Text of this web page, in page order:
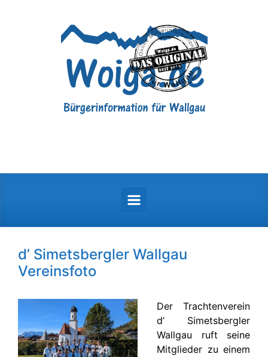
d’ Simetsbergler Wallgau
Vereinsfoto
Der Trachtenverein
d’ Simetsbergler
Wallgau ruft seine
Mitglieder zu einem